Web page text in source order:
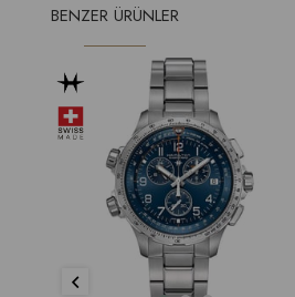
BENZER ÜRÜNLER